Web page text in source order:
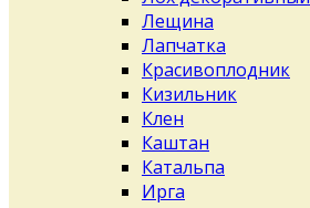
Лещина
Лапчатка
Красивоплодник
Кизильник
Клен
Каштан
Катальпа
Ирга